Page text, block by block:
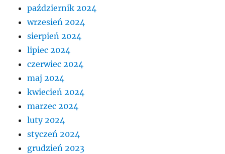
październik 2024
wrzesień 2024
sierpień 2024
lipiec 2024
czerwiec 2024
maj 2024
kwiecień 2024
marzec 2024
luty 2024
styczeń 2024
grudzień 2023